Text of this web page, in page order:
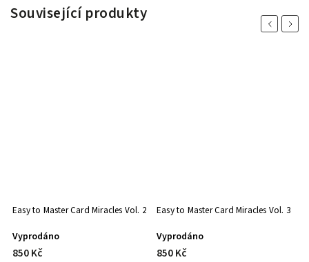
Související produkty
Previous
Easy to Master Card Miracles Vol. 2
Vyprodáno
850 Kč
Easy to Master Card Miracles Vol. 3
Vyprodáno
850 Kč
Next